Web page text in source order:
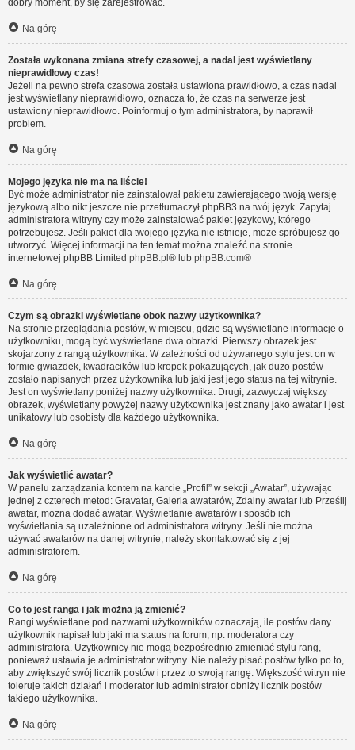
dobry moment, by się zarejestrować.
Na górę
Została wykonana zmiana strefy czasowej, a nadal jest wyświetlany
nieprawidłowy czas!
Jeżeli na pewno strefa czasowa została ustawiona prawidłowo, a czas nadal
jest wyświetlany nieprawidłowo, oznacza to, że czas na serwerze jest
ustawiony nieprawidłowo. Poinformuj o tym administratora, by naprawił
problem.
Na górę
Mojego języka nie ma na liście!
Być może administrator nie zainstalował pakietu zawierającego twoją wersję
językową albo nikt jeszcze nie przetłumaczył phpBB3 na twój język. Zapytaj
administratora witryny czy może zainstalować pakiet językowy, którego
potrzebujesz. Jeśli pakiet dla twojego języka nie istnieje, może spróbujesz go
utworzyć. Więcej informacji na ten temat można znaleźć na stronie
internetowej phpBB Limited phpBB.pl ® lub phpBB.com®
Na górę
Czym są obrazki wyświetlane obok nazwy użytkownika?
Na stronie przeglądania postów, w miejscu, gdzie są wyświetlane informacje o
użytkowniku, mogą być wyświetlane dwa obrazki. Pierwszy obrazek jest
skojarzony z rangą użytkownika. W zależności od używanego stylu jest on w
formie gwiazdek, kwadracików lub kropek pokazujących, jak dużo postów
zostało napisanych przez użytkownika lub jaki jest jego status na tej witrynie.
Jest on wyświetlany poniżej nazwy użytkownika. Drugi, zazwyczaj większy
obrazek, wyświetlany powyżej nazwy użytkownika jest znany jako awatar i jest
unikatowy lub osobisty dla każdego użytkownika.
Na górę
Jak wyświetlić awatar?
W panelu zarządzania kontem na karcie „Profil” w sekcji „Awatar”, używając
jednej z czterech metod: Gravatar, Galeria awatarów, Zdalny awatar lub Prześlij
awatar, można dodać awatar. Wyświetlanie awatarów i sposób ich
wyświetlania są uzależnione od administratora witryny. Jeśli nie można
używać awatarów na danej witrynie, należy skontaktować się z jej
administratorem.
Na górę
Co to jest ranga i jak można ją zmienić?
Rangi wyświetlane pod nazwami użytkowników oznaczają, ile postów dany
użytkownik napisał lub jaki ma status na forum, np. moderatora czy
administratora. Użytkownicy nie mogą bezpośrednio zmieniać stylu rang,
ponieważ ustawia je administrator witryny. Nie należy pisać postów tylko po to,
aby zwiększyć swój licznik postów i przez to swoją rangę. Większość witryn nie
toleruje takich działań i moderator lub administrator obniży licznik postów
takiego użytkownika.
Na górę